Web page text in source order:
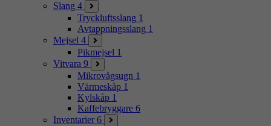
Slang 4
Tryckluftsslang 1
Avtappningsslang 1
Mejsel 4
Pikmejsel 1
Vitvara 9
Mikrovågsugn 1
Värmeskåp 1
Kylskåp 1
Kaffebryggare 6
Inventarier 6